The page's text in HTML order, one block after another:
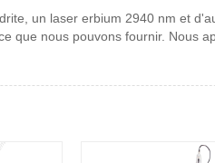
un laser erbium 2940 nm et
que nous pouvons fournir. Nous